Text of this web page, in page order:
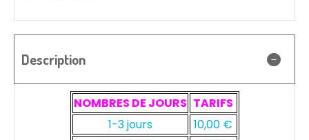
Description
NOMBRES DE JOURS TARIFS
1-3 jours
10,00 €